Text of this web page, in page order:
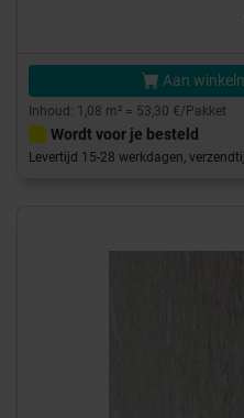
Aan
Inhoud: 1,08 m² = 53,30 €/Pakket
Wordt voor je besteld
Levertijd 15-28 werkdagen,